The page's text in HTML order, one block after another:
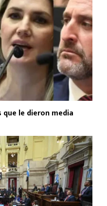
le dieron media